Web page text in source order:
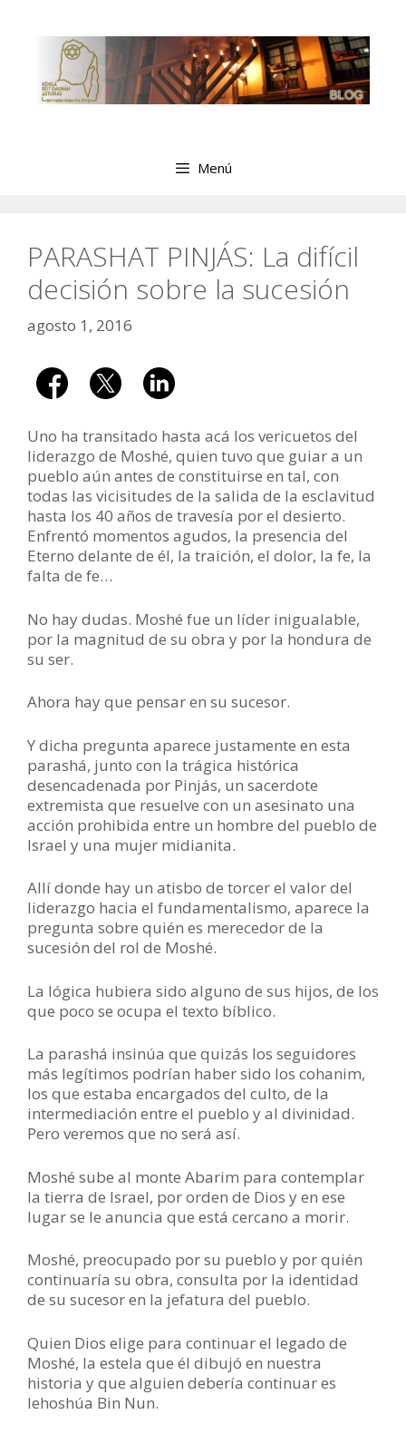
contenido
Menú
PARASHAT PINJÁS: La difícil
decisión sobre la sucesión
agosto 1, 2016
Uno ha transitado hasta acá los vericuetos del
liderazgo de Moshé, quien tuvo que guiar a un
pueblo aún antes de constituirse en tal, con
todas las vicisitudes de la salida de la esclavitud
hasta los 40 años de travesía por el desierto.
Enfrentó momentos agudos, la presencia del
Eterno delante de él, la traición, el dolor, la fe, la
falta de fe…
No hay dudas. Moshé fue un líder inigualable,
por la magnitud de su obra y por la hondura de
su ser.
Ahora hay que pensar en su sucesor.
Y dicha pregunta aparece justamente en esta
parashá, junto con la trágica histórica
desencadenada por Pinjás, un sacerdote
extremista que resuelve con un asesinato una
acción prohibida entre un hombre del pueblo de
Israel y una mujer midianita.
Allí donde hay un atisbo de torcer el valor del
liderazgo hacia el fundamentalismo, aparece la
pregunta sobre quién es merecedor de la
sucesión del rol de Moshé.
La lógica hubiera sido alguno de sus hijos, de los
que poco se ocupa el texto bíblico.
La parashá insinúa que quizás los seguidores
más legítimos podrían haber sido los cohanim,
los que estaba encargados del culto, de la
intermediación entre el pueblo y al divinidad.
Pero veremos que no será así.
Moshé sube al monte Abarim para contemplar
la tierra de Israel, por orden de Dios y en ese
lugar se le anuncia que está cercano a morir.
Moshé, preocupado por su pueblo y por quién
continuaría su obra, consulta por la identidad
de su sucesor en la jefatura del pueblo.
Quien Dios elige para continuar el legado de
Moshé, la estela que él dibujó en nuestra
historia y que alguien debería continuar es
Iehoshúa Bin Nun.